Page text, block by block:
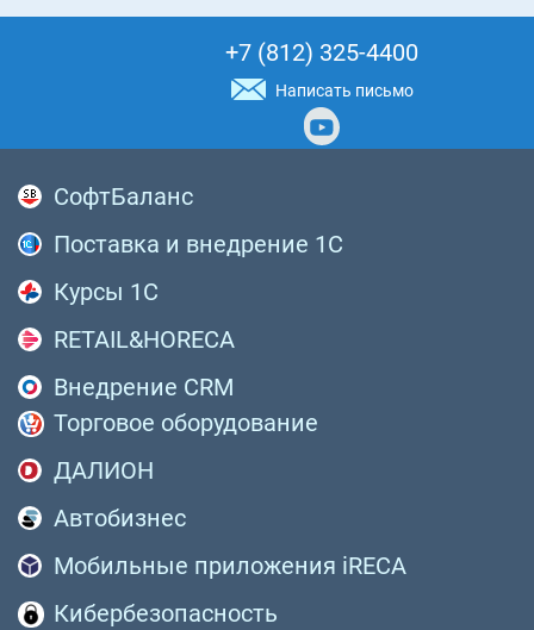
+7 (812) 325-4400
Написать письмо
СофтБаланс
Поставка и внедрение 1С
Курсы 1С
RETAIL&HORECA
Внедрение CRM
Торговое оборудование
ДАЛИОН
Автобизнес
Мобильные приложения iRECA
Кибербезопасность